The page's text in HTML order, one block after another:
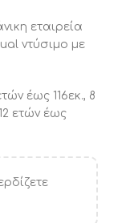
εταιρεία
ντύσιμο με
έως 116εκ., 8
ετών έως